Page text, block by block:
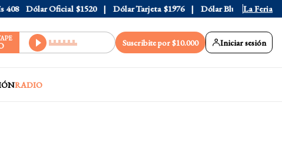
Dólar Oficial $1520 Dólar Tarjeta $1976 Dólar Blue $1530La Feria
Suscribite por $10.000 Iniciar sesión
RADIO